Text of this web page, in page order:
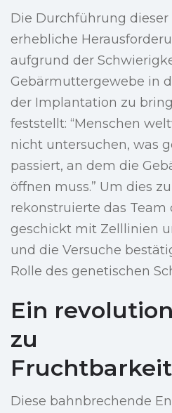
Die Durchführung
erhebliche
aufgrund der
Gebärmuttergewebe in
der Implantation zu
feststellt: “Menschen
nicht untersuchen, was
passiert, an dem die
öffnen muss.” Um dies
rekonstruierte das Team
geschickt mit Zelllinien
und die Versuche
Rolle des genetischen
Ein
zu
Diese bahnbrechende